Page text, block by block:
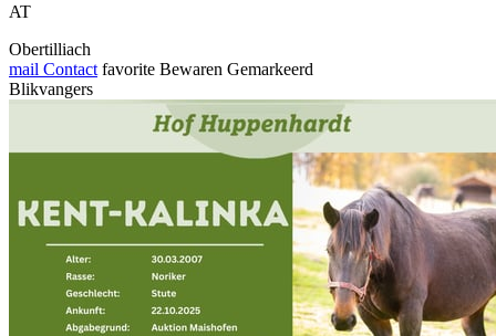
AT
Obertilliach
mail Contact favorite Bewaren Gemarkeerd
Blikvangers